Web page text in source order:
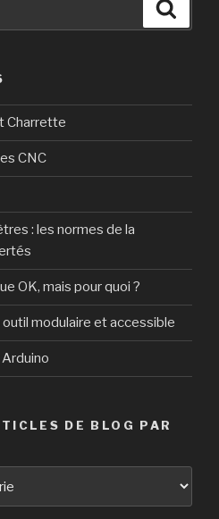
Charrette
CNC
: les normes de la
OK, mais pour quoi ?
modulaire et accessible
DE BLOG PAR